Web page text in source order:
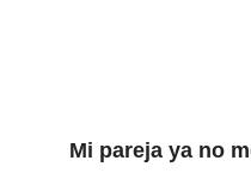
Mi pareja ya no